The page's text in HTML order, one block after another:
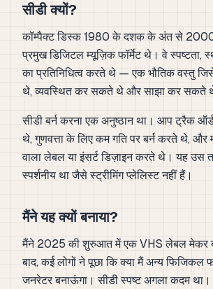
सीडी क्यों?
कॉम्पैक्ट डिस्क 1980 के दशक के अंत से
प्रमुख डिजिटल म्यूज़िक फॉर्मेट थे। वे स्पष्टता,
का प्रतिनिधित्व करते थे — एक भौतिक वस्तु
थे, व्यवस्थित कर सकते थे और साझा कर सकते
सीडी बर्न करना एक अनुष्ठान था। आप ट्रैक
थे, गुणवत्ता के लिए कम गति पर बर्न करते थे,
वाला लेबल या इंसर्ट डिज़ाइन करते थे। यह उस
स्पर्शनीय था जैसे स्ट्रीमिंग प्लेलिस्ट नहीं हैं।
मैंने यह क्यों बनाया?
मैंने 2025 की शुरुआत में एक VHS लेबल मेकर
बाद, कई लोगों ने पूछा कि क्या मैं अन्य फिजिकल
जनरेटर बनाऊंगा। सीडी स्पष्ट अगला कदम